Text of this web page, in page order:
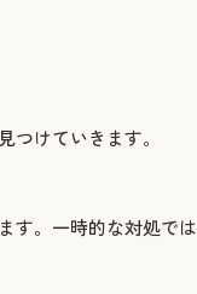
けていきます。
す。一時的な対処では